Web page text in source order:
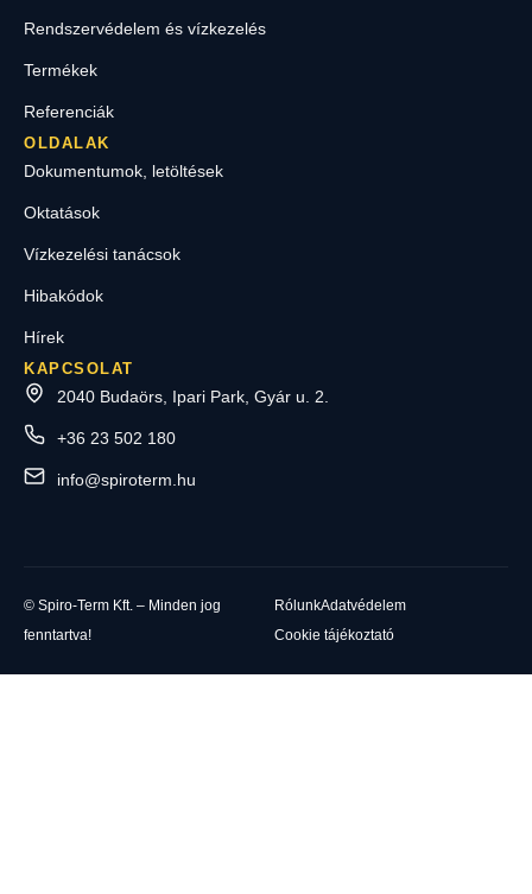
Rendszervédelem és vízkezelés
Termékek
Referenciák
OLDALAK
Dokumentumok, letöltések
Oktatások
Vízkezelési tanácsok
Hibakódok
Hírek
KAPCSOLAT
2040 Budaörs, Ipari Park, Gyár u. 2.
+36 23 502 180
info@spiroterm.hu
© Spiro-Term Kft. – Minden jog
fenntartva!
RólunkAdatvédelem
Cookie tájékoztató